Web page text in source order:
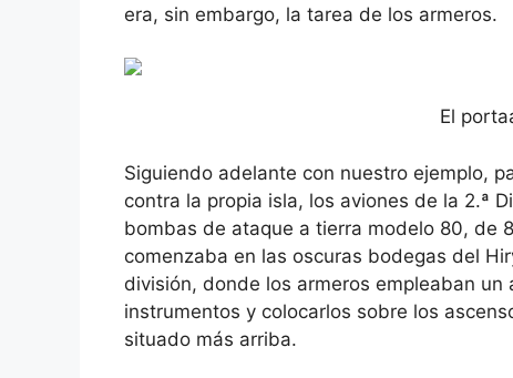
era, sin embargo, la tarea de los armeros.
El
Siguiendo adelante con nuestro ejemplo,
contra la propia isla, los aviones de la 2.ª
bombas de ataque a tierra modelo 80, de
comenzaba en las oscuras bodegas del
división, donde los armeros empleaban
instrumentos y colocarlos sobre los
situado más arriba.